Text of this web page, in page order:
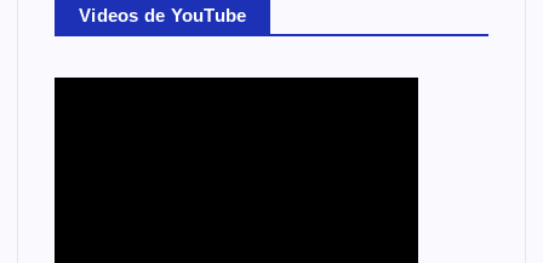
Videos de YouTube